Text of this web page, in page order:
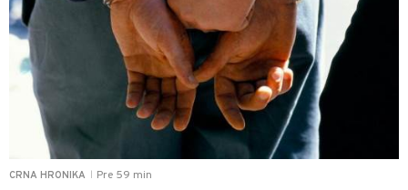
CRNA HRONIKA Pre 59 min